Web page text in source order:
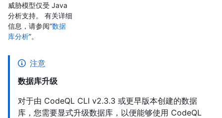
威胁模型仅受 Java
分析支持。 有关详细
信息，请参阅“数据
库分析”。
注意
数据库升级
对于由 CodeQL CLI v2.3.3 或更早版本创建的数据
库，您需要显式升级数据库，以便能够使用 CodeQL